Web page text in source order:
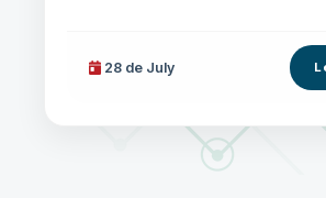
28 de July